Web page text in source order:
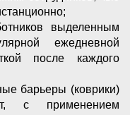
выделенным
ежедневной
после каждого
барьеры (коврики)
с применением